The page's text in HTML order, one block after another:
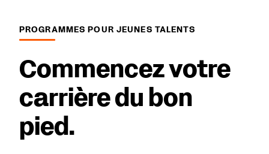
PROGRAMMES POUR JEUNES TALENTS
Commencez votre
carrière du bon
pied.